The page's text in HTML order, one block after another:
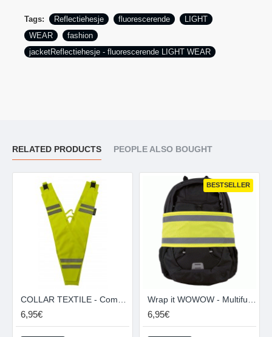
Tags: Reflectiehesje fluorescerende
LIGHT
WEAR
fashion
jacketReflectiehesje - fluorescerende LIGHT WEAR
RELATED PRODUCTS PEOPLE ALSO BOUGHT
6,95€
BESTSELLER
6,95€